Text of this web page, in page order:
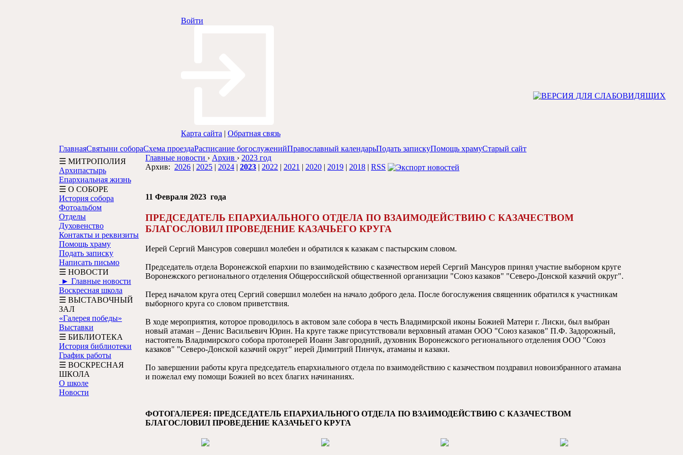
Войти
Карта сайта | Обратная связь
ГлавнаяСвятыни собораСхема проездаРасписание богослуженийПравославный календарьПодать запискуПомощь храмуСтарый сайт
☰ МИТРОПОЛИЯ
Архипастырь
Епархиальная жизнь
☰ О СОБОРЕ
История собора
Фотоальбом
Отделы
Духовенство
Контакты и реквизиты
Помощь храму
Подать записку
Написать письмо
☰ НОВОСТИ
► Главные новости
Воскресная школа
☰ ВЫСТАВОЧНЫЙ
ЗАЛ
«Галерея победы»
Выставки
☰ БИБЛИОТЕКА
История библиотеки
График работы
☰ ВОСКРЕСНАЯ
ШКОЛА
О школе
Новости
Главные новости › Архив › 2023 год
Архив: 2026 | 2025 | 2024 | 2023 | 2022 | 2021 | 2020 | 2019 | 2018 | RSS
11 Февраля 2023 года
ПРЕДСЕДАТЕЛЬ ЕПАРХИАЛЬНОГО ОТДЕЛА ПО ВЗАИМОДЕЙСТВИЮ С КАЗАЧЕСТВОМ
БЛАГОСЛОВИЛ ПРОВЕДЕНИЕ КАЗАЧЬЕГО КРУГА
Иерей Сергий Мансуров совершил молебен и обратился к казакам с пастырским словом.
Председатель отдела Воронежской епархии по взаимодействию с казачеством иерей Сергий Мансуров принял участие выборном круге
Воронежского регионального отделения Общероссийской общественной организации "Союз казаков" "Северо-Донской казачий округ".
Перед началом круга отец Сергий совершил молебен на начало доброго дела. После богослужения священник обратился к участникам
выборного круга со словом приветствия.
В ходе мероприятия, которое проводилось в актовом зале собора в честь Владимирской иконы Божией Матери г. Лиски, был выбран
новый атаман – Денис Васильевич Юрин. На круге также присутствовали верховный атаман ООО "Союз казаков" П.Ф. Задорожный,
настоятель Владимирского собора протоиерей Иоанн Завгородний, духовник Воронежского регионального отделения ООО "Союз
казаков" "Северо-Донской казачий округ" иерей Димитрий Пинчук, атаманы и казаки.
По завершении работы круга председатель епархиального отдела по взаимодействию с казачеством поздравил новоизбранного атамана
и пожелал ему помощи Божией во всех благих начинаниях.
ФОТОГАЛЕРЕЯ: ПРЕДСЕДАТЕЛЬ ЕПАРХИАЛЬНОГО ОТДЕЛА ПО ВЗАИМОДЕЙСТВИЮ С КАЗАЧЕСТВОМ
БЛАГОСЛОВИЛ ПРОВЕДЕНИЕ КАЗАЧЬЕГО КРУГА